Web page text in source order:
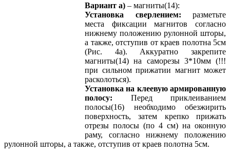
Вариант а) – магниты(14):
Установка сверлением: разметьте
места фиксации магнитов согласно
нижнему положению рулонной шторы,
а также, отступив от краев полотна 5см
(Рис. 4а). Аккуратно закрепите
магниты(14) на саморезы 3*10мм (!!!
при сильном прижатии магнит может
расколоться).
Установка на клеевую армированную
полосу: Перед приклеиванием
полосы(16) необходимо обезжирить
поверхность, затем крепко прижать
отрезы полосы (по 4 см) на оконную
раму, согласно нижнему положению
рулонной шторы, а также, отступив от краев полотна 5см.